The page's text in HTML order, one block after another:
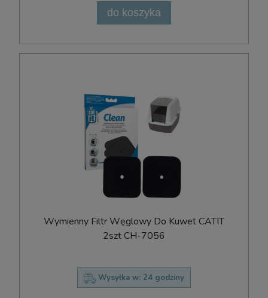
do koszyka
Wymienny Filtr Węglowy Do Kuwet CATIT
2szt CH-7056
Wysyłka w: 24 godziny